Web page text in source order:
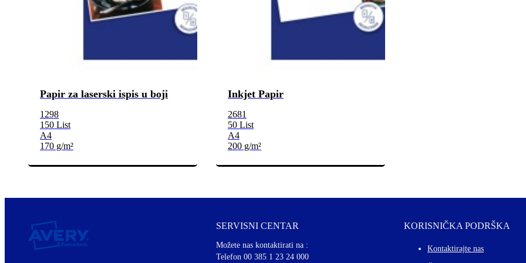
Papir za laserski ispis u boji
1298
150 List
A4
170 g/m²
Inkjet Papir
2681
50 List
A4
200 g/m²
SERVISNI CENTAR
Možete nas kontaktirati na :
Telefon 00 385 1 23 24 000
KORISNIČKA PODRŠKA
Kontaktirajte nas